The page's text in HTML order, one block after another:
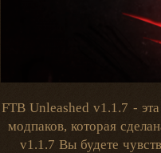
FTB Unleashed v1.1.7 -
модпаков, которая
v1.1.7 Вы будете